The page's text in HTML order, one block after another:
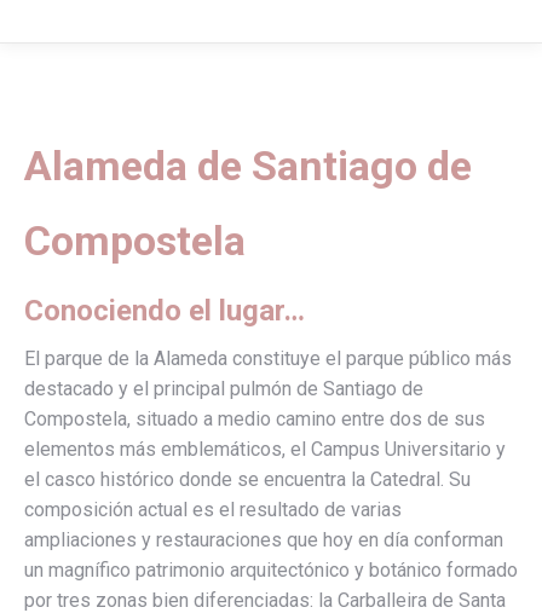
Alameda de Santiago de
Compostela
Conociendo el lugar…
El parque de la Alameda constituye el parque público más
destacado y el principal pulmón de Santiago de
Compostela, situado a medio camino entre dos de sus
elementos más emblemáticos, el Campus Universitario y
el casco histórico donde se encuentra la Catedral. Su
composición actual es el resultado de varias
ampliaciones y restauraciones que hoy en día conforman
un magnífico patrimonio arquitectónico y botánico formado
por tres zonas bien diferenciadas: la Carballeira de Santa